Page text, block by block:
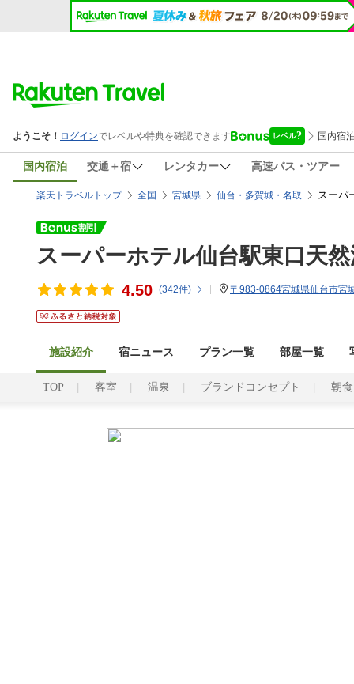
国内宿泊 交通＋宿 レンタカー 高速バス・ツアー
楽天トラベルトップ 全国 宮城県 仙台・多賀城・名取 スーパ
スーパーホテル仙台駅東口天
4.50 (342件) 〒983-0864宮城県仙台市宮
施設紹介 宿ニュース プラン一覧 部屋一覧
TOP 客室 温泉 ブランドコンセプト 朝食